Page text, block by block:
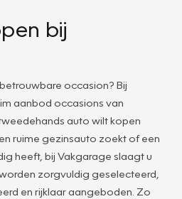
bij
occasion? Bij
aanbod occasions van
auto wilt kopen
ruime gezinsauto zoekt of een
heeft, bij Vakgarage slaagt u
zorgvuldig geselecteerd,
en rijklaar aangeboden. Zo